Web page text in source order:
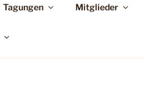
Tagungen Mitglieder